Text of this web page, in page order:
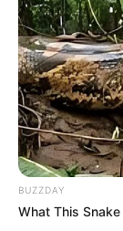
BUZZDAY
What This